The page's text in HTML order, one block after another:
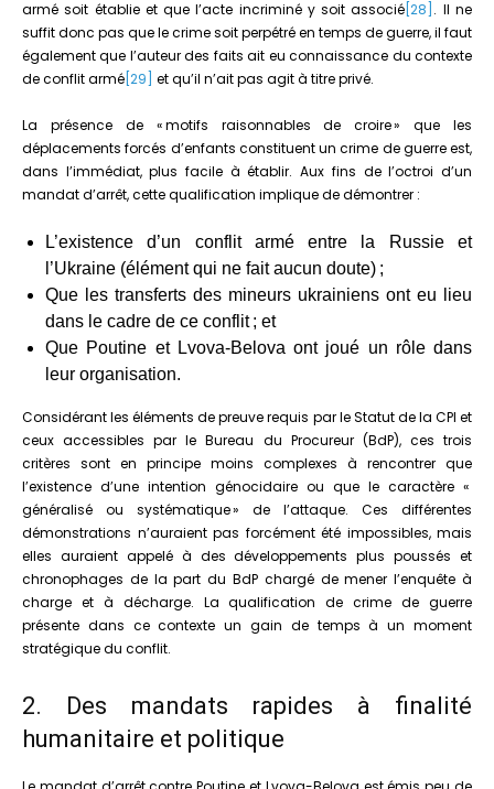
armé soit établie et que l’acte incriminé y soit associé [28] . Il ne
suffit donc pas que le crime soit perpétré en temps de guerre, il faut
également que l’auteur des faits ait eu connaissance du contexte
de conflit armé [29] et qu’il n’ait pas agit à titre privé.
La présence de « motifs raisonnables de croire » que les
déplacements forcés d’enfants constituent un crime de guerre est,
dans l’immédiat, plus facile à établir. Aux fins de l’octroi d’un
mandat d’arrêt, cette qualification implique de démontrer :
L’existence d’un conflit armé entre la Russie et
l’Ukraine (élément qui ne fait aucun doute) ;
Que les transferts des mineurs ukrainiens ont eu lieu
dans le cadre de ce conflit ; et
Que Poutine et Lvova-Belova ont joué un rôle dans
leur organisation.
Considérant les éléments de preuve requis par le Statut de la CPI et
ceux accessibles par le Bureau du Procureur (BdP), ces trois
critères sont en principe moins complexes à rencontrer que
l’existence d’une intention génocidaire ou que le caractère «
généralisé ou systématique » de l’attaque. Ces différentes
démonstrations n’auraient pas forcément été impossibles, mais
elles auraient appelé à des développements plus poussés et
chronophages de la part du BdP chargé de mener l’enquête à
charge et à décharge. La qualification de crime de guerre
présente dans ce contexte un gain de temps à un moment
stratégique du conflit.
2. Des mandats rapides à finalité
humanitaire et politique